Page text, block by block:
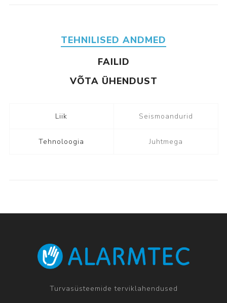
TEHNILISED ANDMED
FAILID
VÕTA ÜHENDUST
Liik Seismoandurid
Tehnoloogia Juhtmega
Turvasüsteemide terviklahendused